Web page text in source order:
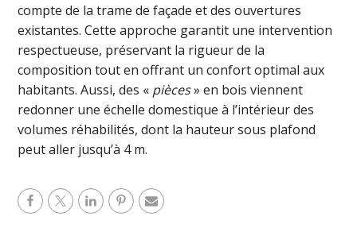
compte de la trame de façade et des ouvertures
existantes. Cette approche garantit une intervention
respectueuse, préservant la rigueur de la
composition tout en offrant un confort optimal aux
habitants. Aussi, des « pièces» en bois viennent
redonner une échelle domestique à l’intérieur des
volumes réhabilités, dont la hauteur sous plafond
peut aller jusqu’à 4 m.